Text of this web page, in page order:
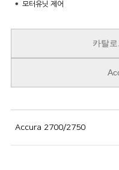
모터유닛 제어
카탈
Accura 2700/2750